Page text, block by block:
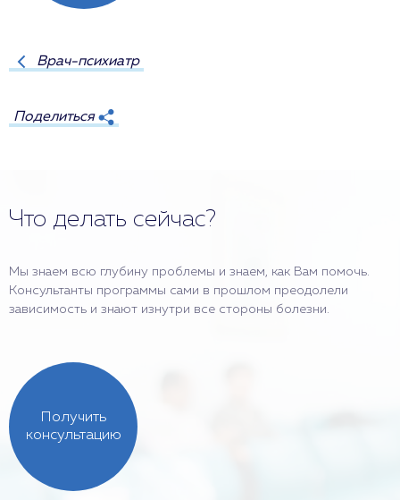
Врач-психиатр
Поделиться
Что делать сейчас?
Мы знаем всю глубину проблемы и знаем, как Вам помочь.
Консультанты программы сами в прошлом преодолели
зависимость и знают изнутри все стороны болезни.
Получить
консультацию